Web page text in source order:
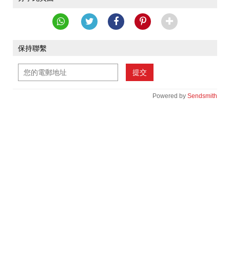
保持聯繫
提交
Powered by Sendsmith